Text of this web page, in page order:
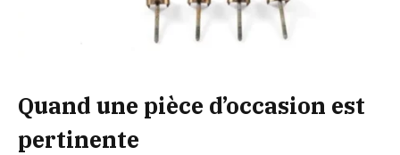
Quand une pièce d’occasion est
pertinente